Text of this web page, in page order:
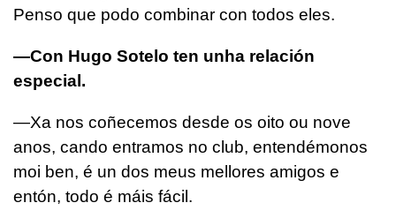
Penso que podo combinar con todos eles.
—Con Hugo Sotelo ten unha relación
especial.
—Xa nos coñecemos desde os oito ou nove
anos, cando entramos no club, entendémonos
moi ben, é un dos meus mellores amigos e
entón, todo é máis fácil.